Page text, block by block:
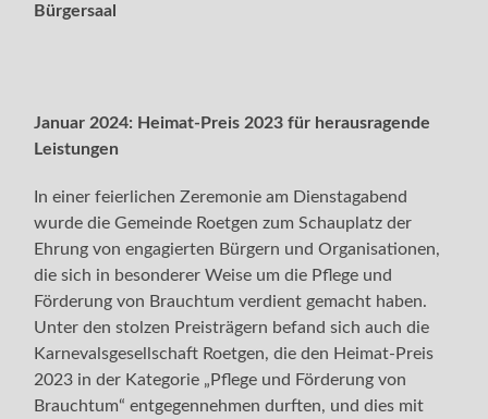
Bürgersaal
Januar 2024: Heimat-Preis 2023 für herausragende
Leistungen
In einer feierlichen Zeremonie am Dienstagabend
wurde die Gemeinde Roetgen zum Schauplatz der
Ehrung von engagierten Bürgern und Organisationen,
die sich in besonderer Weise um die Pflege und
Förderung von Brauchtum verdient gemacht haben.
Unter den stolzen Preisträgern befand sich auch die
Karnevalsgesellschaft Roetgen, die den Heimat-Preis
2023 in der Kategorie „Pflege und Förderung von
Brauchtum“ entgegennehmen durften, und dies mit